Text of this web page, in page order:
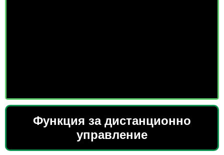
Функция за дистанционно
управление